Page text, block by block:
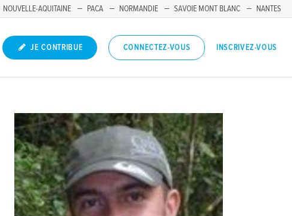
NOUVELLE-AQUITAINE PACA NORMANDIE SAVOIE MONT BLANC
NANTES
JE CONTRIBUE CONNECTEZ-VOUS INSCRIVEZ-VOUS